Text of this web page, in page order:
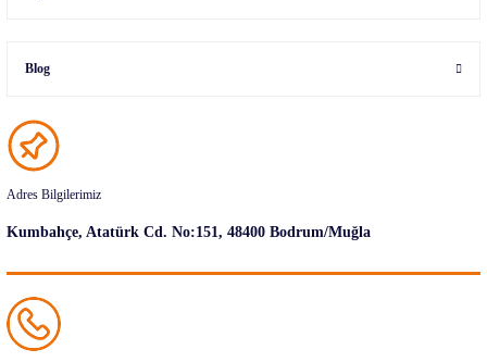
Blog
Adres Bilgilerimiz
Kumbahçe, Atatürk Cd. No:151, 48400 Bodrum/Muğla